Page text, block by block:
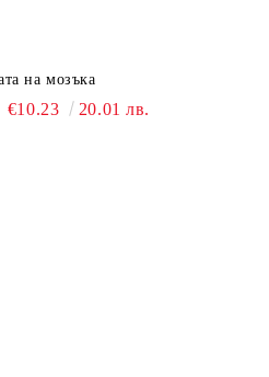
на мозъка
€10.23 20.01 лв.